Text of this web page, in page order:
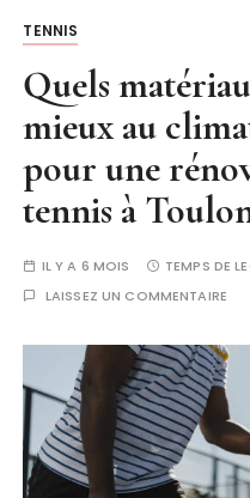
TENNIS
Quels
mieux au
pour une
tennis à
IL Y A 6 MOIS TEMPS DE
LAISSEZ UN COMMENTAIRE